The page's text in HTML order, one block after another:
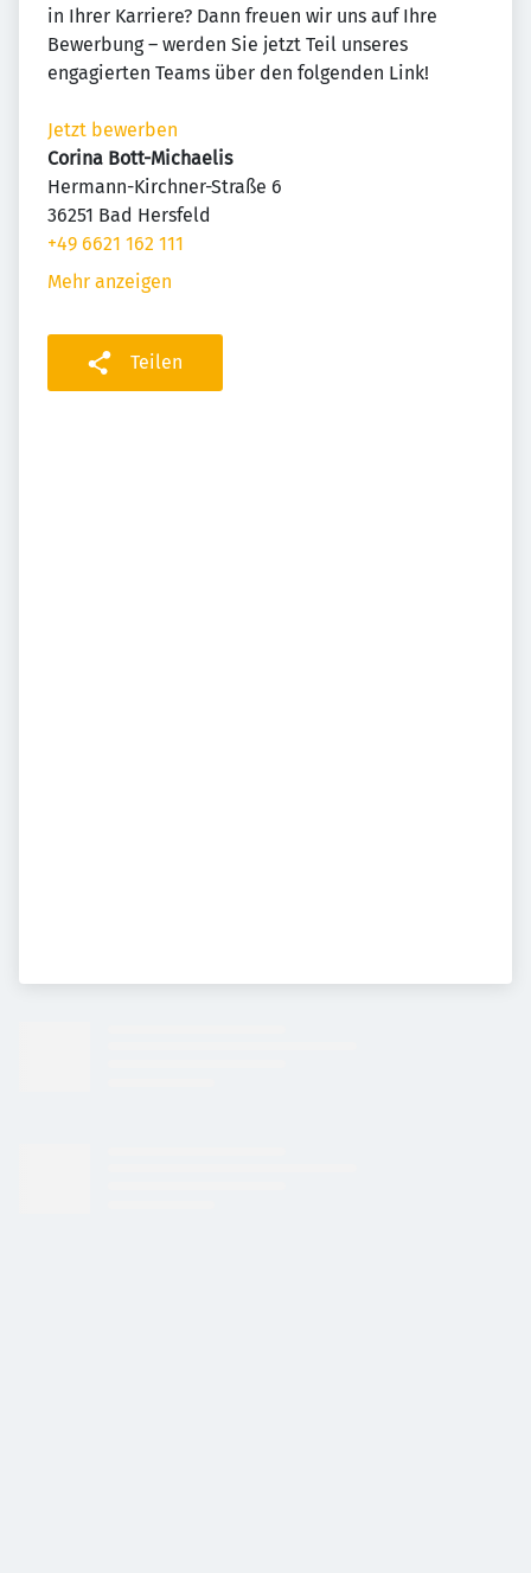
in Ihrer Karriere? Dann freuen wir uns auf Ihre
Bewerbung – werden Sie jetzt Teil unseres
engagierten Teams über den folgenden Link!
Jetzt bewerben
Corina Bott-Michaelis
Hermann-Kirchner-Straße 6
36251 Bad Hersfeld
+49 6621 162 111
Mehr anzeigen
Teilen